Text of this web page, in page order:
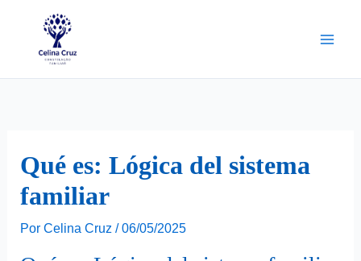
Qué es: Lógica del sistema
familiar
Por Celina Cruz / 06/05/2025